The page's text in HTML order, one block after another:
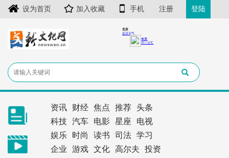
设为首页 加入收藏 手机 注册 登陆
资讯 财经 焦点 推荐
头条
科技
汽车 电影 星座
电视
娱乐
时尚 读书 司法
学习
企业
游戏 文化 高尔夫
投资